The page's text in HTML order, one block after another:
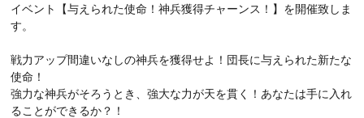
イベント【与えられた使命！神兵獲得チャーンス！】を開催致しま
す。
戦力アップ間違いなしの神兵を獲得せよ！団長に与えられた新たな
使命！
強力な神兵がそろうとき、強大な力が天を貫く！あなたは手に入れ
ることができるか？！